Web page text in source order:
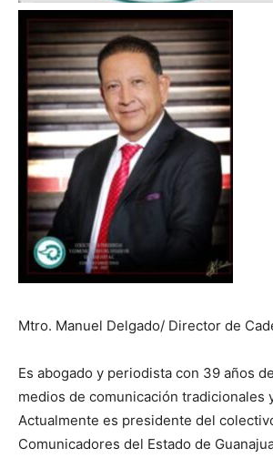
Mtro. Manuel Delgado/ Director de
Es abogado y periodista con 39 años
medios de comunicación tradicionales
Actualmente es presidente del
Comunicadores del Estado de